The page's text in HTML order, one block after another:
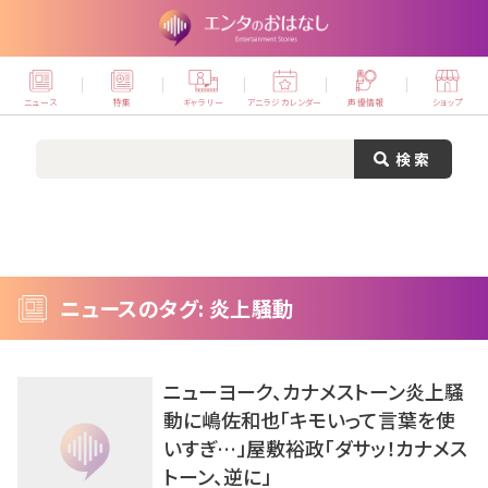
ニュース 特集 ギャラリー アニラジカレンダー 声優情報 ショップ
ニュースのタグ: 炎上騒動
ニューヨーク、カナメストーン炎上騒
動に嶋佐和也「キモいって言葉を使
いすぎ…」屋敷裕政「ダサッ！カナメス
トーン、逆に」